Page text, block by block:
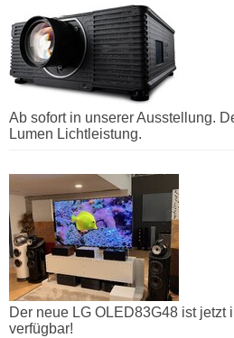
Ab sofort in unserer Ausstellung.
Lumen Lichtleistung.
Der neue LG OLED83G48 ist jetzt
verfügbar!